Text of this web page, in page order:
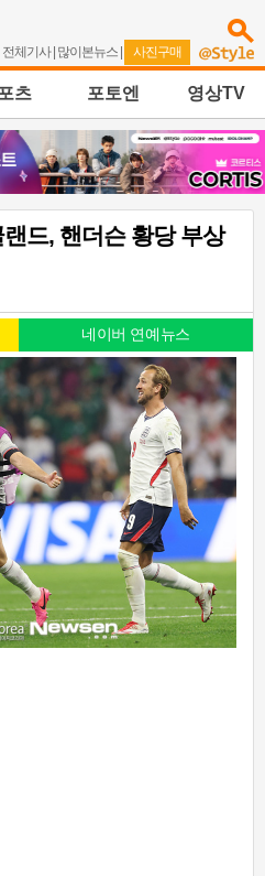
전체기사| 많이본뉴스 | 사진구매
츠 포토엔 영상TV
드, 핸더슨 황당 부상
네이버 연예뉴스